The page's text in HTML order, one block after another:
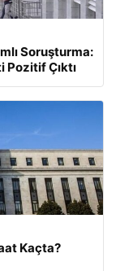
Soruşturma:
Pozitif Çıktı
Kaçta?